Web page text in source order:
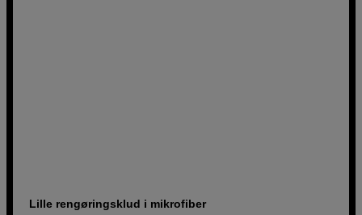
Lille rengøringsklud i mikrofiber